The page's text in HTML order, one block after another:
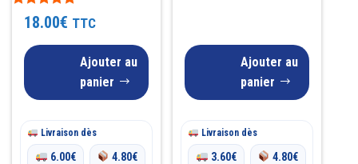
Note
4.7518.00€ TTC
Ajouter au
panier
Livraison dès
6.00€ 4.80€
Ajouter au
panier
Livraison dès
3.60€ 4.80€